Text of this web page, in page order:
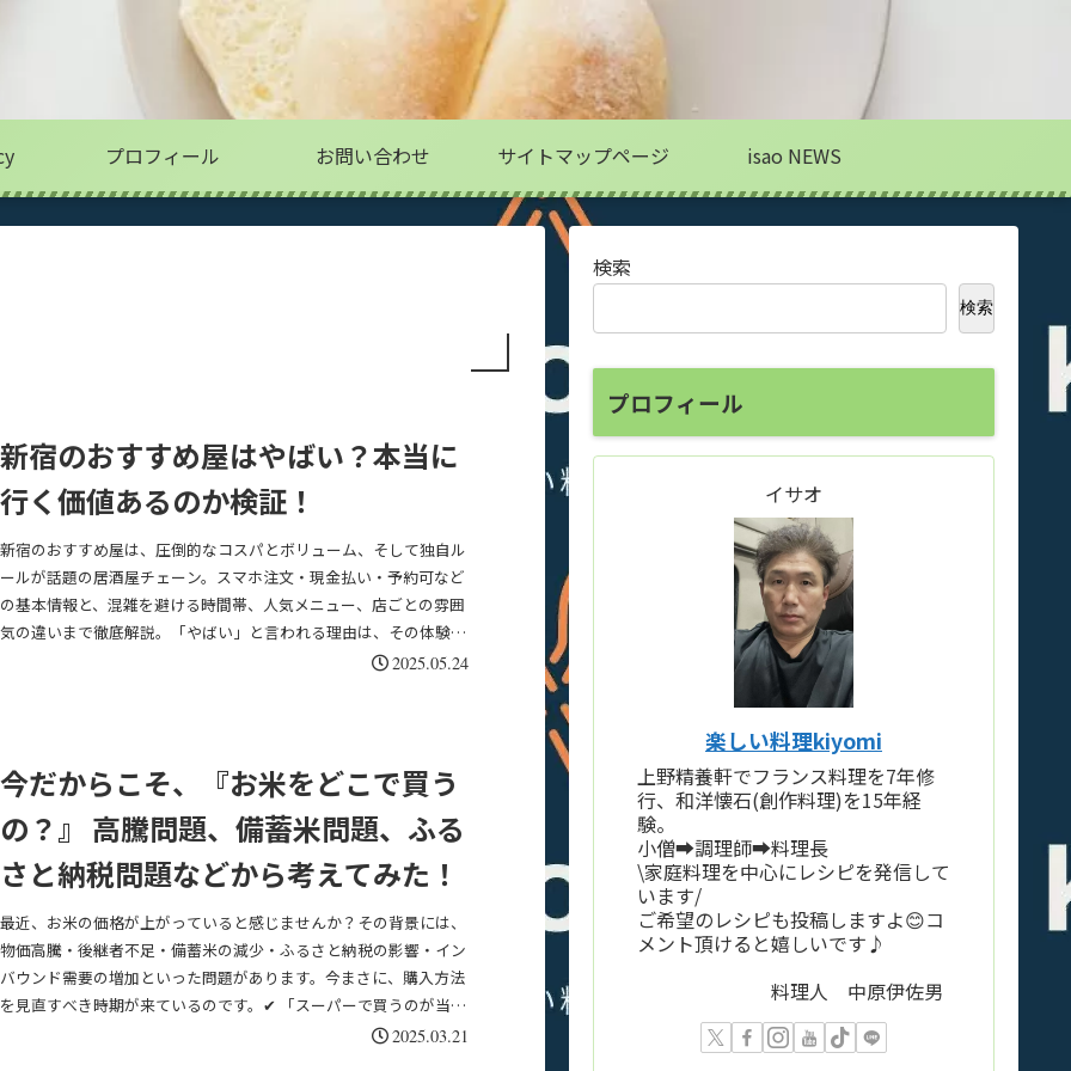
プロフィール お問い合わせ サイトマップページ isao NEWS
新宿のおすすめ屋はやばい？本当に
行く価値あるのか検証！
新宿のおすすめ屋は、圧倒的なコスパとボリューム、そして独自ル
ールが話題の居酒屋チェーン。スマホ注文・現金払い・予約可など
の基本情報と、混雑を避ける時間帯、人気メニュー、店ごとの雰囲
気の違いまで徹底解説。「やばい」と言われる理由は、その体験価
2025.05.24
今だからこそ、『お米をどこで買う
の？』 高騰問題、備蓄米問題、ふる
さと納税問題などから考えてみた！
最近、お米の価格が上がっていると感じませんか？その背景には、
物価高騰・後継者不足・備蓄米の減少・ふるさと納税の影響・イン
バウンド需要の増加といった問題があります。今まさに、購入方法
を見直すべき時期が来ているのです。✔ 「スーパーで買うのが当た
り前」✔ 「ふるさと納税でお得にゲット」✔ 「ネット通販の方が安
2025.03.21
検索
検索
プロフィール
イサオ
楽しい料理kiyomi
上野精養軒でフランス料理を7年修
行、和洋懐石(創作料理)を15年経
験。
小僧➡️調理師➡️料理長
\家庭料理を中心にレシピを発信して
います/
ご希望のレシピも投稿しますよ😊コ
メント頂けると嬉しいです♪
料理人 中原伊佐男